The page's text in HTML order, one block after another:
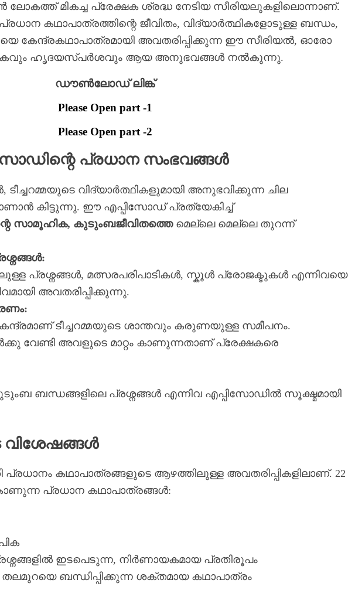
ലോകത്ത് മികച്ച പ്രേക്ഷക ശ്രദ്ധ നേടിയ സീരിയലുകളിലൊന്നാണ്.
കഥാപാത്രത്തിന്റെ ജീവിതം, വിദ്യാർത്ഥികളോടുള്ള ബന്ധം,
കേന്ദ്രകഥാപാത്രമായി അവതരിപ്പിക്കുന്ന ഈ സീരിയൽ, ഓരോ
ഹൃദയസ്പർശവും ആയ അനുഭവങ്ങൾ നൽകുന്നു.
ഡൗൺലോഡ് ലിങ്ക്
Please Open part -1
Please Open part -2
പ്രധാന സംഭവങ്ങൾ
വിദ്യാർത്ഥികളുമായി അനുഭവിക്കുന്ന ചില
കിട്ടുന്നു. ഈ എപ്പിസോഡ് പ്രത്യേകിച്ച്
സാമൂഹിക, കുടുംബജീവിതത്തെമെല്ലെ മെല്ലെ തുറന്ന്
പ്രശ്നങ്ങൾ, മത്സരപരിപാടികൾ, സ്കൂൾ പ്രോജക്ടുകൾ എന്നിവയെ
അവതരിപ്പിക്കുന്നു.
ടീച്ചറമ്മയുടെ ശാന്തവും കരുണയുള്ള സമീപനം.
വേണ്ടി അവളുടെ മാറ്റം കാണുന്നതാണ് പ്രേക്ഷകരെ
കുടുംബ ബന്ധങ്ങളിലെ പ്രശ്നങ്ങൾ എന്നിവ എപ്പിസോഡിൽ സൂക്ഷ്മമായി
വിശേഷങ്ങൾ
പ്രധാനം കഥാപാത്രങ്ങളുടെ ആഴത്തിലുള്ള അവതരിപ്പികളിലാണ്. 22
പ്രധാന കഥാപാത്രങ്ങൾ:
ഇടപെടുന്ന, നിർണായകമായ പ്രതിരൂപം
ബന്ധിപ്പിക്കുന്ന ശക്തമായ കഥാപാത്രം